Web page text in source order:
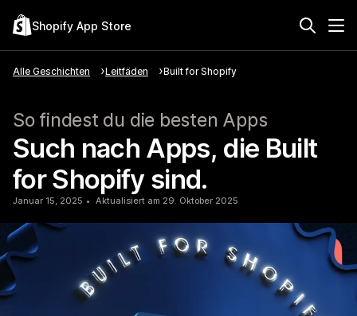
Shopify App Store
Alle Geschichten Leitfäden Built for Shopify
So findest du die besten Apps
Such nach Apps, die Built
for Shopify sind.
Januar 15, 2025 Aktualisiert am 29. Oktober 2025